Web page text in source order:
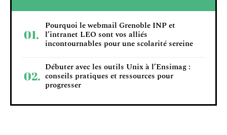
Pourquoi le webmail Grenoble INP et
l’intranet LEO sont vos alliés
incontournables pour une scolarité sereine
Débuter avec les outils Unix à l’Ensimag :
conseils pratiques et ressources pour
progresser